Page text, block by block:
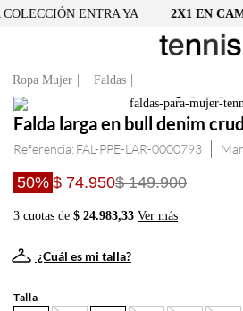
ENTRA YA 2X1 EN
Ropa Mujer Faldas
Falda larga en bull denim
Referencia: FAL-PPE-LAR-0000793
50% $ 74.950$ 149.900
3 cuotas de $ 24.983,33 Ver más
¿Cuál es mi talla?
Talla